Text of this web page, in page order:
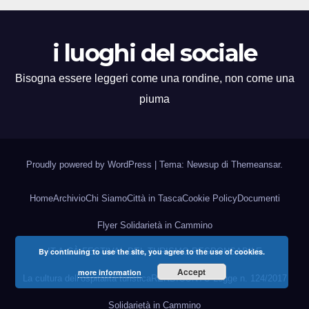
i luoghi del sociale
Bisogna essere leggeri come una rondine, non come una
piuma
Proudly powered by WordPress Tema: Newsup di Themeansar.
HomeArchivioChi SiamoCittà in TascaCookie PolicyDocumenti
Flyer Solidarietà in Cammino
IT.A.CÀ FESTIVAL DEL TURISMO RESPONSABILE
La cultura dell’ospitalità turisticaRENDICONTO Legge n. 124/2017
Solidarietà in Cammino
By continuing to use the site, you agree to the use of cookies.
more information
Accept